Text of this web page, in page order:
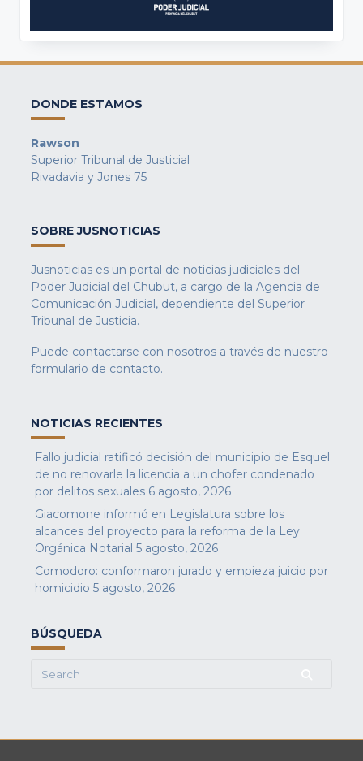
DONDE ESTAMOS
Rawson
Superior Tribunal de Justicial
Rivadavia y Jones 75
SOBRE JUSNOTICIAS
Jusnoticias es un portal de noticias judiciales del
Poder Judicial del Chubut, a cargo de la Agencia de
Comunicación Judicial, dependiente del Superior
Tribunal de Justicia.
Puede contactarse con nosotros a través de nuestro
formulario de contacto.
NOTICIAS RECIENTES
Fallo judicial ratificó decisión del municipio de Esquel
de no renovarle la licencia a un chofer condenado
por delitos sexuales 6 agosto, 2026
Giacomone informó en Legislatura sobre los
alcances del proyecto para la reforma de la Ley
Orgánica Notarial 5 agosto, 2026
Comodoro: conformaron jurado y empieza juicio por
homicidio 5 agosto, 2026
BÚSQUEDA
Search